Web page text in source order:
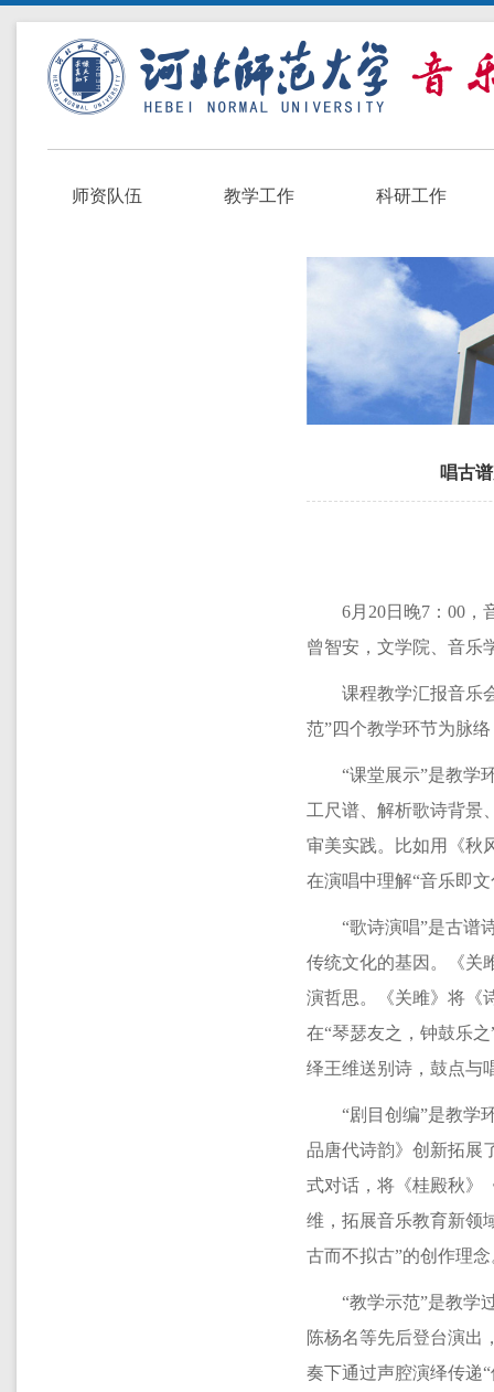
师资队伍 教学工作 科研工作
唱古
6月20日晚7：00
曾智安，文学院、音乐
课程教学汇报音乐
范”四个教学环节为脉
“课堂展示”是教学
工尺谱、解析歌诗背景
审美实践。比如用《秋
在演唱中理解“音乐即
“歌诗演唱”是古谱
传统文化的基因。《关
演哲思。《关雎》将《
在“琴瑟友之，钟鼓乐
绎王维送别诗，鼓点与
“剧目创编”是教学
品唐代诗韵》创新拓展
式对话，将《桂殿秋》
维，拓展音乐教育新领
古而不拟古”的创作理念
“教学示范”是教学
陈杨名等先后登台演出
奏下通过声腔演绎传递